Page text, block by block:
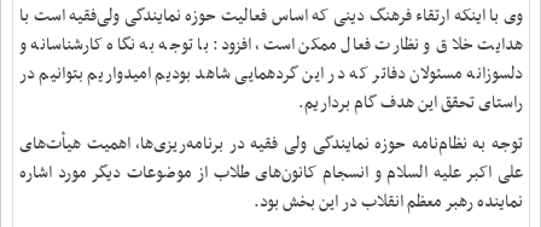
وی با اینکه ارتقاء فرهنگ دینی که اساس فعالیت حوزه نمایندگی ولی‌فقیه است با
هدایت خلاق و نظارت فعال ممکن است، افزود: با توجه به نگاه کارشناسانه و
دلسوزانه مسئولان دفاتر که در این گردهمایی شاهد بودیم امیدواریم بتوانیم در
راستای تحقق این هدف گام برداریم.
توجه به نظام‌نامه حوزه نمایندگی ولی فقیه در برنامه‌ریزی‌ها، اهمیت هیأت‌های
علی اکبر علیه السلام و انسجام کانون‌های طلاب از موضوعات دیگر مورد اشاره
نماینده رهبر معظم انقلاب در این بخش بود.